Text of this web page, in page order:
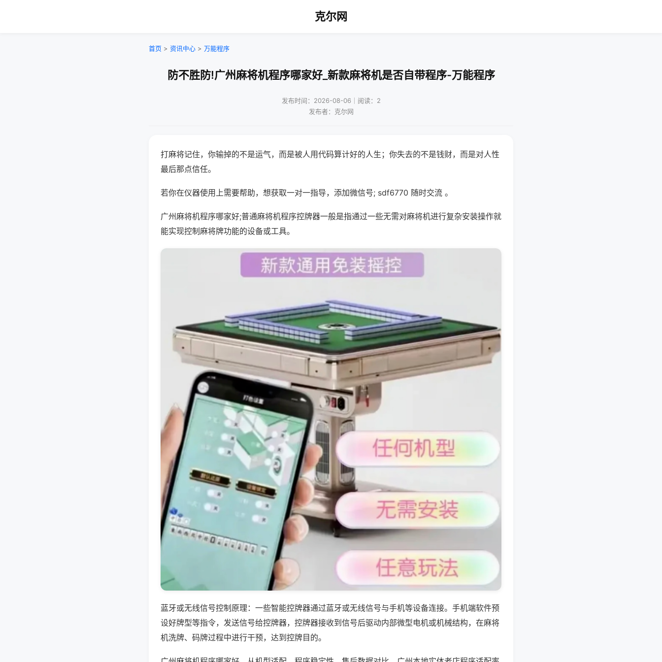
克尔网
首页 > 资讯中心 > 万能程序
防不胜防!广州麻将机程序哪家好_新款麻将机是否自带程序-万能程序
发布时间：2026-08-06｜阅读：2
发布者：克尔网
打麻将记住，你输掉的不是运气，而是被人用代码算计好的人生；你失去的不是钱财，而是对人性
最后那点信任。
若你在仪器使用上需要帮助，想获取一对一指导，添加微信号; sdf6770 随时交流 。
广州麻将机程序哪家好;普通麻将机程序控牌器一般是指通过一些无需对麻将机进行复杂安装操作就
能实现控制麻将牌功能的设备或工具。
蓝牙或无线信号控制原理：一些智能控牌器通过蓝牙或无线信号与手机等设备连接。手机端软件预
设好牌型等指令，发送信号给控牌器，控牌器接收到信号后驱动内部微型电机或机械结构，在麻将
机洗牌、码牌过程中进行干预，达到控牌目的。